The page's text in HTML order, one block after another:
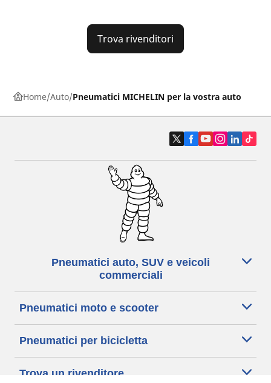
Trova rivenditori
Home Auto Pneumatici MICHELIN per la vostra auto
Pneumatici auto, SUV e veicoli
commerciali
Pneumatici moto e scooter
Pneumatici per bicicletta
Trova un rivenditore